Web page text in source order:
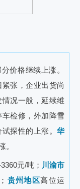
价格继续上涨。
紧张，企业出货尚
情况一般，延续维
检修，外加降雪
探性的上涨。 华
。
元/吨； 川渝市
贵州地区高位运